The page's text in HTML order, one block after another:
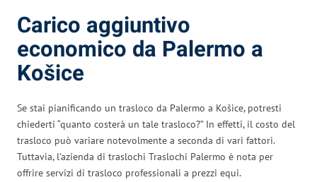
Carico aggiuntivo
economico da Palermo a
Košice
Se stai pianificando un trasloco da Palermo a Košice, potresti
chiederti “quanto costerà un tale trasloco?” In effetti, il costo del
trasloco può variare notevolmente a seconda di vari fattori.
Tuttavia, l’azienda di traslochi Traslochi Palermo è nota per
offrire servizi di trasloco professionali a prezzi equi.